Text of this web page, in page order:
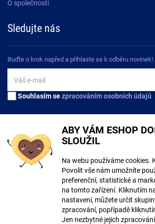
ABY VÁM ESHOP
SLOUŽIL
Na webu používáme cookies.
Povolit vše nám umožníte
preferenční, statistické a
na tomto zařízení. Kliknutím
nastavení, můžete určit
zpracování, popřípadě
Jen nezbytné jejich
O společnosti
Sledujte nás
Buďte o krok napřed a přihlaste se k odběru novinek!.
Souhlasím sezpracováním osobních údajů
Na tomto webu mohou být při tvorbě obsahu
inteligence. Více informací
zde
© Copyright ECLIPSERA s.r.o.
Všechna práva vyhrazena
Slovenská verze